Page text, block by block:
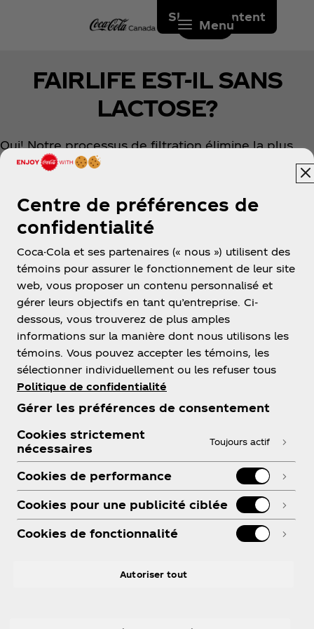
Skip to content
Menu
FAIRLIFE EST-IL SANS
LACTOSE?
Oui! Notre processus de filtration élimine la plus
grande partie du lactose naturellement présent
lactase pour convertir tout lactose restant afin de
garantir que nos produits sont sans lactose. Cette
combinaison permet à notre lait de conserver ce
goût crémeux et délicieux que vous aimez.
À propos de nous
Besoin d’aide?
Centre de préférences de
confidentialité
Coca-Cola et ses partenaires (« nous ») utilisent des
témoins pour assurer le fonctionnement de leur site
web, vous proposer un contenu personnalisé et
gérer leurs objectifs en tant qu’entreprise. Ci-
dessous, vous trouverez de plus amples
informations sur la manière dont nous utilisons les
témoins. Vous pouvez accepter les témoins, les
sélectionner individuellement ou les refuser tous
Politique de confidentialité
Gérer les préférences de consentement
Cookies strictement
nécessaires
Toujours actif
Cookies de performance
Cookies pour une publicité ciblée
Cookies de fonctionnalité
Autoriser tout